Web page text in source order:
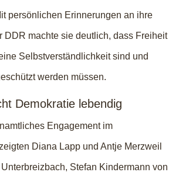
persönlichen Erinnerungen an ihre
DDR machte sie deutlich, dass Freiheit
Selbstverständlichkeit sind und
werden müssen.
Demokratie lebendig
Engagement im
Diana Lapp und Antje Merzweil
Stefan Kindermann von